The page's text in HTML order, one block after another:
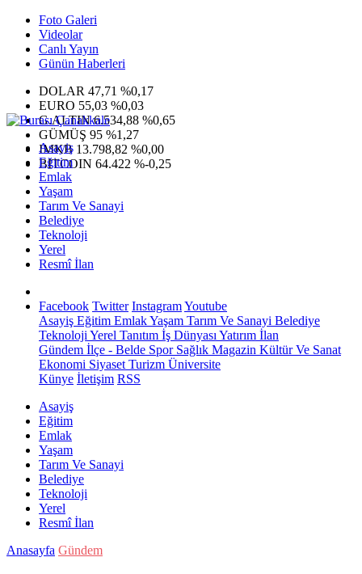
Foto Galeri
Videolar
Canlı Yayın
Günün Haberleri
DOLAR 47,71 %0,17
EURO 55,03 %0,03
G.ALTIN6.534,88 %0,65
GÜMÜŞ 95 %1,27
IMKB 13.798,82 %0,00
BITCOIN 64.422 %-0,25
Asayiş
Eğitim
Emlak
Yaşam
Tarım Ve Sanayi
Belediye
Teknoloji
Yerel
Resmî İlan
Facebook Twitter InstagramYoutube
Asayiş Eğitim EmlakYaşam Tarım Ve Sanayi Belediye
Teknoloji Yerel Tanıtım İş Dünyası Yatırım İlan
Gündem İlçe - Belde SporSağlık Magazin Kültür Ve Sanat
Ekonomi Siyaset Turizm Üniversite
Künye İletişim RSS
Asayiş
Eğitim
Emlak
Yaşam
Tarım Ve Sanayi
Belediye
Teknoloji
Yerel
Resmî İlan
Anasayfa Gündem